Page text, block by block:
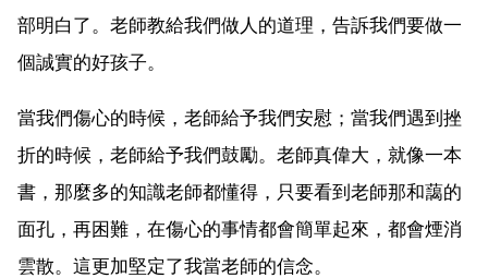
部明白了。老師教給我們做人的道理，告訴我們要做一
個誠實的好孩子。
當我們傷心的時候，老師給予我們安慰；當我們遇到挫
折的時候，老師給予我們鼓勵。老師真偉大，就像一本
書，那麼多的知識老師都懂得，只要看到老師那和藹的
面孔，再困難，在傷心的事情都會簡單起來，都會煙消
雲散。這更加堅定了我當老師的信念。